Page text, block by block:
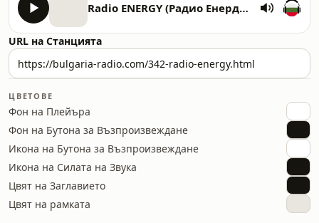
Radio ENERGY (Радио Енерджи)
URL на Станцията
ЦВЕТОВЕ
Фон на Плейъра
Фон на Бутона за Възпроизвеждане
Икона на Бутона за Възпроизвеждане
Икона на Силата на Звука
Цвят на Заглавието
Цвят на рамката